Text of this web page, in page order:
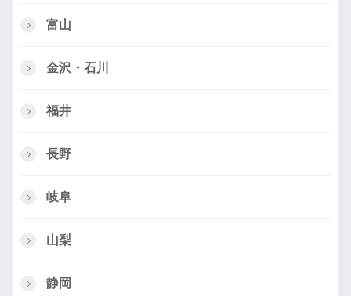
富山
金沢・石川
福井
長野
岐阜
山梨
静岡